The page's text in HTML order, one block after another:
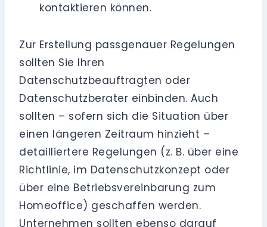
kontaktieren können.
Zur Erstellung passgenauer Regelungen
sollten Sie Ihren
Datenschutzbeauftragten oder
Datenschutzberater einbinden. Auch
sollten – sofern sich die Situation über
einen längeren Zeitraum hinzieht –
detailliertere Regelungen (z. B. über eine
Richtlinie, im Datenschutzkonzept oder
über eine Betriebsvereinbarung zum
Homeoffice) geschaffen werden.
Unternehmen sollten ebenso darauf